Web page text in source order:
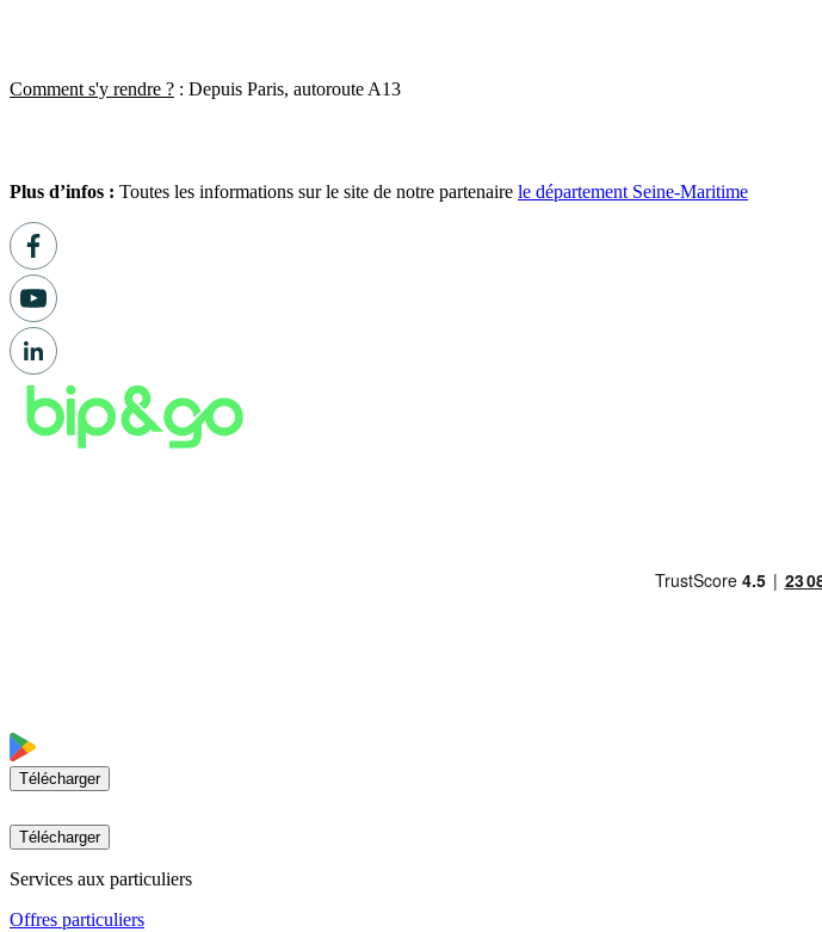
Comment s'y rendre ? : Depuis Paris, autoroute A13
Plus d’infos : Toutes les informations sur le site de notre partenaire le département Seine-Maritime
Télécharger
Télécharger
Services aux particuliers
Offres particuliers